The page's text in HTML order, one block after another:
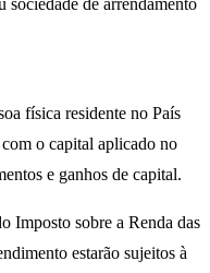
de arrendamento
física residente no País
o capital aplicado no
e ganhos de capital.
Imposto sobre a Renda das
estarão sujeitos à